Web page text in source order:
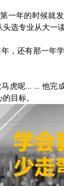
一年的时候就
选专业从大一读
，还有那一年
虎呢... ... 他完
目标。